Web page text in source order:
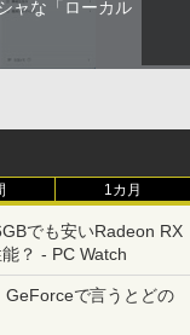
ャな「ローカル
1カ月
でも安いRadeon RX
？ - PC Watch
で言うとどの